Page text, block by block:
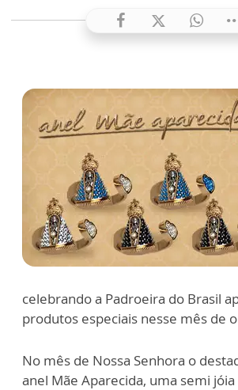
celebrando a Padroeira do Brasil
produtos especiais nesse mês de
No mês de Nossa Senhora o
anel Mãe Aparecida, uma semi jóia